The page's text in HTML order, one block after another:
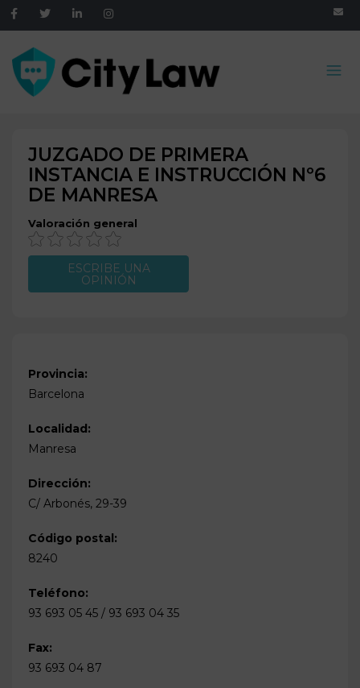
JUZGADO DE PRIMERA
INSTANCIA E INSTRUCCIÓN Nº6
DE MANRESA
Valoración general
ESCRIBE UNA
OPINIÓN
Provincia:
Barcelona
Localidad:
Manresa
Dirección:
C/ Arbonés, 29-39
Código postal:
8240
Teléfono:
93 693 05 45 / 93 693 04 35
Fax:
93 693 04 87